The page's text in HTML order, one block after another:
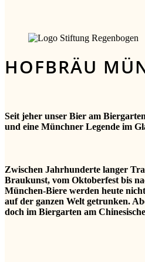
HOFBRÄU
Seit jeher unser Bier am
und eine Münchner Legende im
Zwischen Jahrhunderte langer
Braukunst, vom Oktoberfest bis
München-Biere werden heute
auf der ganzen Welt getrunken.
doch im Biergarten am